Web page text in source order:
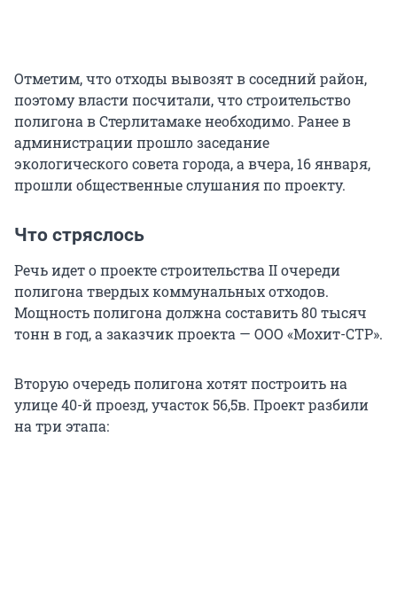
Отметим, что отходы вывозят в соседний район,
поэтому власти посчитали, что строительство
полигона в Стерлитамаке необходимо. Ранее в
администрации прошло заседание
экологического совета города, а вчера, 16 января,
прошли общественные слушания по проекту.
Что стряслось
Речь идет о проекте строительства II очереди
полигона твердых коммунальных отходов.
Мощность полигона должна составить 80 тысяч
тонн в год, а заказчик проекта — ООО «Мохит-СТР».
Вторую очередь полигона хотят построить на
улице 40-й проезд, участок 56,5в. Проект разбили
на три этапа: